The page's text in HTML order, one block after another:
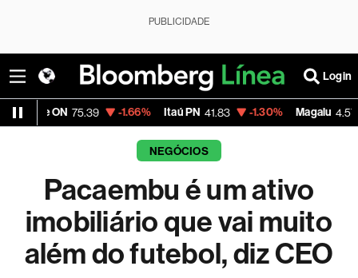
PUBLICIDADE
Login
-1.66% Itaú PN 41.83 -1.30% Magalu 4.57 -4.59%
NEGÓCIOS
Pacaembu é um ativo
imobiliário que vai muito
além do futebol, diz CEO